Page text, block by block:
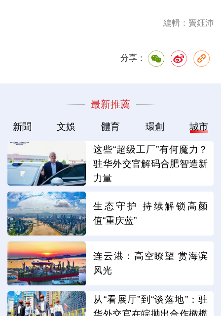
編輯：竇鈺沛
分享：
最新推薦
新聞 文娛 體育 環創 城市
这些“超级工厂”有何魔力？
驻华外交官解码合肥智造新
力量
生态守护 持续解锁高颜
值“重庆蓝”
连云港：高空瞭望 赏海滨
风光
从“看展厅”到“谈落地”：驻